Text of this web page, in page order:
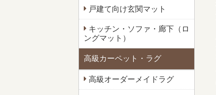
戸建て向け玄関マット
キッチン・ソファ・廊下（ロ
ングマット）
高級カーペット・ラグ
高級オーダーメイドラグ